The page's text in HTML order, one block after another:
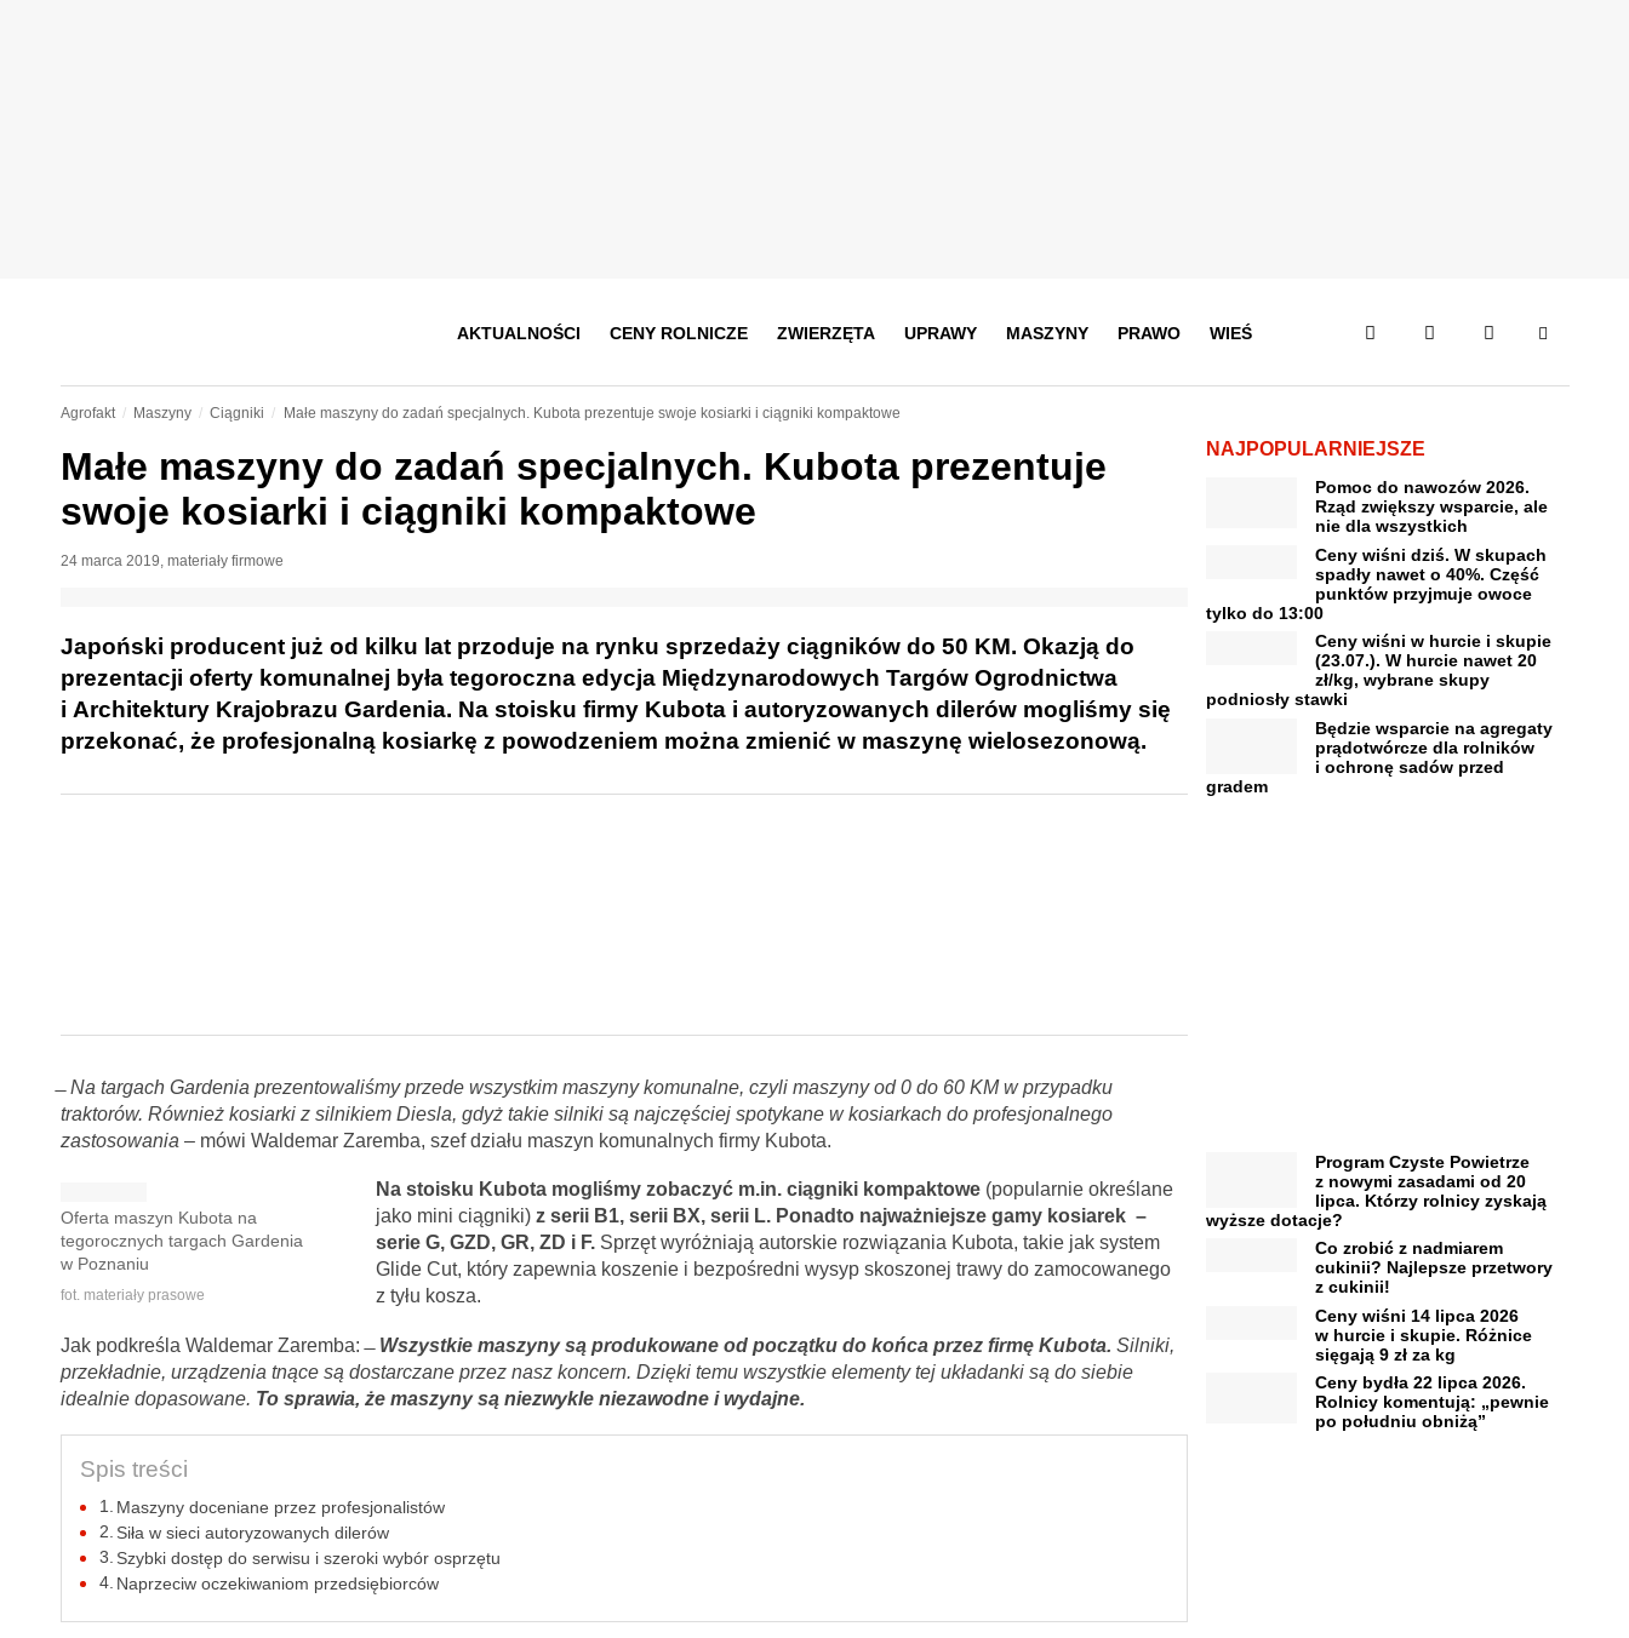
AKTUALNOŚCI CENY ROLNICZE ZWIERZĘTA UPRAWY MASZYNY PRAWO WIEŚ
Agrofakt Maszyny Ciągniki Małe maszyny do zadań specjalnych. Kubota prezentuje swoje kosiarki i ciągniki kompaktowe
Małe maszyny do zadań specjalnych. Kubota prezentuje
swoje kosiarki i ciągniki kompaktowe
24 marca 2019, materiały firmowe
Japoński producent już od kilku lat przoduje na rynku sprzedaży ciągników do 50 KM. Okazją do
prezentacji oferty komunalnej była tegoroczna edycja Międzynarodowych Targów Ogrodnictwa
i Architektury Krajobrazu Gardenia. Na stoisku firmy Kubota i autoryzowanych dilerów mogliśmy się
przekonać, że profesjonalną kosiarkę z powodzeniem można zmienić w maszynę wielosezonową.
̶Na targach Gardenia prezentowaliśmy przede wszystkim maszyny komunalne, czyli maszyny od 0 do 60 KM w przypadku
traktorów. Również kosiarki z silnikiem Diesla, gdyż takie silniki są najczęściej spotykane w kosiarkach do profesjonalnego
zastosowania – mówi Waldemar Zaremba, szef działu maszyn komunalnych firmy Kubota.
Oferta maszyn Kubota na
tegorocznych targach Gardenia
w Poznaniu
fot. materiały prasowe
Na stoisku Kubota mogliśmy zobaczyć m.in. ciągniki kompaktowe(popularnie określane
jako mini ciągniki) z serii B1, serii BX, serii L. Ponadto najważniejsze gamy kosiarek –
serie G, GZD, GR, ZD i F.Sprzęt wyróżniają autorskie rozwiązania Kubota, takie jak system
Glide Cut, który zapewnia koszenie i bezpośredni wysyp skoszonej trawy do zamocowanego
z tyłu kosza.
Jak podkreśla Waldemar Zaremba: ̶ Wszystkie maszyny są produkowane od początku do końca przez firmę Kubota. Silniki,
przekładnie, urządzenia tnące są dostarczane przez nasz koncern. Dzięki temu wszystkie elementy tej układanki są do siebie
idealnie dopasowane. To sprawia, że maszyny są niezwykle niezawodne i wydajne.
Spis treści
Maszyny doceniane przez profesjonalistów
Siła w sieci autoryzowanych dilerów
Szybki dostęp do serwisu i szeroki wybór osprzętu
Naprzeciw oczekiwaniom przedsiębiorców
NAJPOPULARNIEJSZE
Pomoc do nawozów 2026.
Rząd zwiększy wsparcie, ale
nie dla wszystkich
Ceny wiśni dziś. W skupach
spadły nawet o 40%. Część
punktów przyjmuje owoce
tylko do 13:00
Ceny wiśni w hurcie i skupie
(23.07.). W hurcie nawet 20
zł/kg, wybrane skupy
podniosły stawki
Będzie wsparcie na agregaty
prądotwórcze dla rolników
i ochronę sadów przed
gradem
Program Czyste Powietrze
z nowymi zasadami od 20
lipca. Którzy rolnicy zyskają
wyższe dotacje?
Co zrobić z nadmiarem
cukinii? Najlepsze przetwory
z cukinii!
Ceny wiśni 14 lipca 2026
w hurcie i skupie. Różnice
sięgają 9 zł za kg
Ceny bydła 22 lipca 2026.
Rolnicy komentują: „pewnie
po południu obniżą”